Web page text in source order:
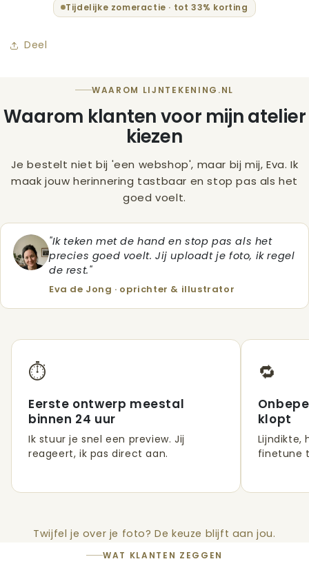
overbodige details, maar precies datgene wat jullie
persoonlijk cadeau voor pasgetrouwden. Het
resultaat is een kunstwerk dat je elke dag herinnert
aan het ‘ja’-moment. Een herinnering die altijd
Tijdelijke zomeractie · tot 33% korting
Deel
WAAROM LIJNTEKENING.NL
Waarom klanten voor mijn atelier
kiezen
Je bestelt niet bij 'een webshop', maar bij mij, Eva. Ik
maak jouw herinnering tastbaar en stop pas als het
goed voelt.
"Ik teken met de hand en stop pas als het
precies goed voelt. Jij uploadt je foto, ik regel
de rest."
Eva de Jong · oprichter & illustrator
⏱️
Eerste ontwerp meestal
binnen 24 uur
Ik stuur je snel een preview. Jij
reageert, ik pas direct aan.
🔁
klopt
Lijndikte,
finetune
Twijfel je over je foto? De keuze blijft aan jou.
WAT KLANTEN ZEGGEN